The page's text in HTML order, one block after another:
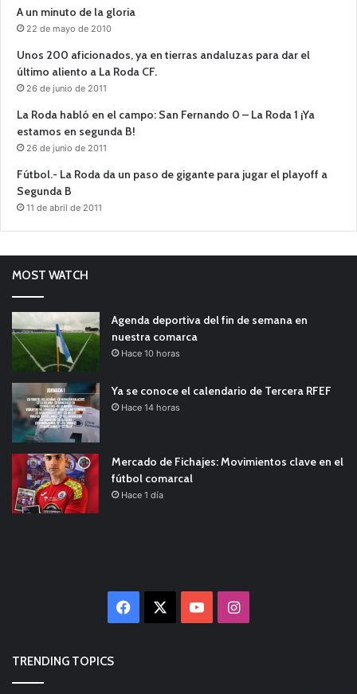
A un minuto de la gloria
22 de mayo de 2010
Unos 200 aficionados, ya en tierras andaluzas para dar el
último aliento a La Roda CF.
26 de junio de 2011
La Roda habló en el campo: San Fernando 0 – La Roda 1 ¡Ya
estamos en segunda B!
26 de junio de 2011
Fútbol.- La Roda da un paso de gigante para jugar el playoff a
Segunda B
11 de abril de 2011
MOST WATCH
Agenda deportiva del fin de semana en
nuestra comarca
Hace 10 horas
Ya se conoce el calendario de Tercera RFEF
Hace 14 horas
Mercado de Fichajes: Movimientos clave en el
fútbol comarcal
Hace 1 día
Facebook YouTubeInstagram
TRENDING TOPICS